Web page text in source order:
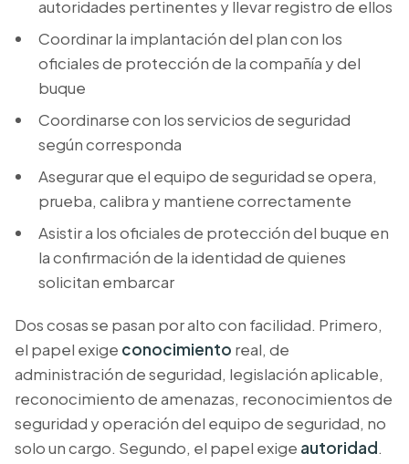
autoridades pertinentes y llevar registro de ellos
Coordinar la implantación del plan con los
oficiales de protección de la compañía y del
buque
Coordinarse con los servicios de seguridad
según corresponda
Asegurar que el equipo de seguridad se opera,
prueba, calibra y mantiene correctamente
Asistir a los oficiales de protección del buque en
la confirmación de la identidad de quienes
solicitan embarcar
Dos cosas se pasan por alto con facilidad. Primero,
el papel exige conocimiento real, de
administración de seguridad, legislación aplicable,
reconocimiento de amenazas, reconocimientos de
seguridad y operación del equipo de seguridad, no
solo un cargo. Segundo, el papel exige autoridad.